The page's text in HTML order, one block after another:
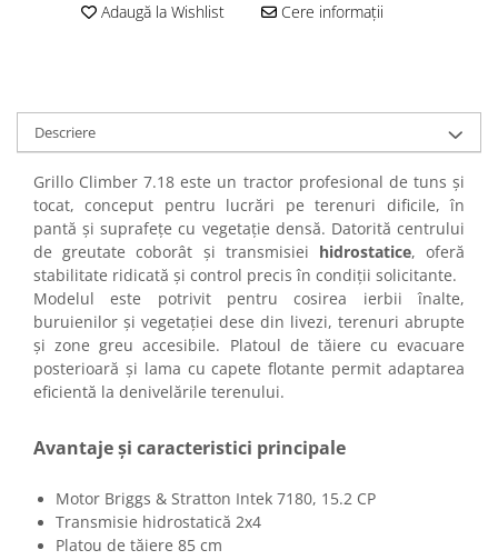
Adaugă la Wishlist Cere informații
Descriere
Grillo Climber 7.18 este un tractor profesional de tuns și
tocat, conceput pentru lucrări pe terenuri dificile, în
pantă și suprafețe cu vegetație densă. Datorită centrului
de greutate coborât și transmisiei hidrostatice, oferă
stabilitate ridicată și control precis în condiții solicitante.
Modelul este potrivit pentru cosirea ierbii înalte,
buruienilor și vegetației dese din livezi, terenuri abrupte
și zone greu accesibile. Platoul de tăiere cu evacuare
posterioară și lama cu capete flotante permit adaptarea
eficientă la denivelările terenului.
Avantaje și caracteristici principale
Motor Briggs & Stratton Intek 7180, 15.2 CP
Transmisie hidrostatică 2x4
Platou de tăiere 85 cm